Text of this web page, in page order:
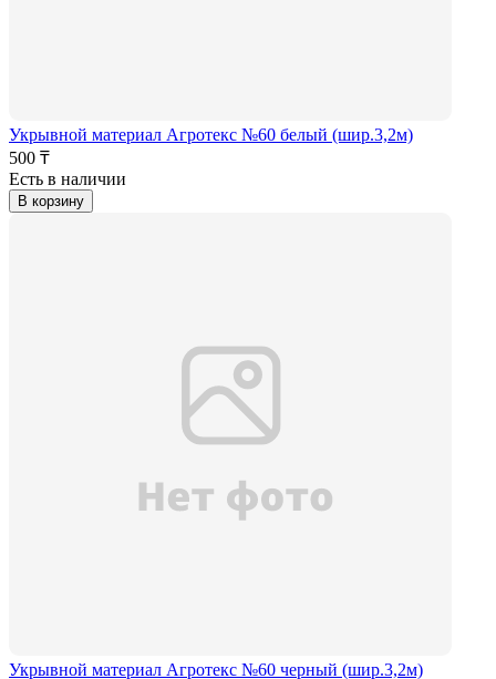
Укрывной материал Агротекс №60 белый (шир.3,2м)
500 ₸
Есть в наличии
В корзину
Укрывной материал Агротекс №60 черный (шир.3,2м)